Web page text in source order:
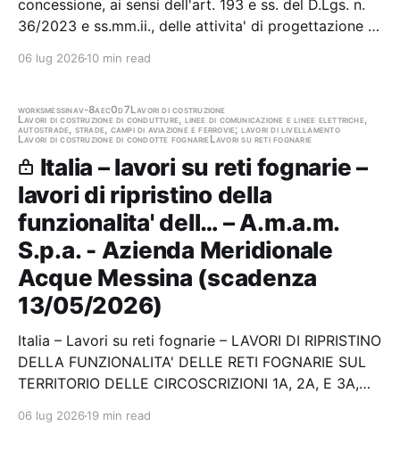
concessione, ai sensi dell'art. 193 e ss. del D.Lgs. n.
36/2023 e ss.mm.ii., delle attivita' di progettazione e
di Edifici Facenti Parte dell'edilizia residenziale
06 lug 2026 10 min read
worksmessinav-8aec0d7Lavori di costruzione
Lavori di costruzione di condutture, linee di comunicazione e linee elettriche,
autostrade, strade, campi di aviazione e ferrovie; lavori di livellamento
Lavori di costruzione di condotte fognarieLavori su reti fognarie
Italia – lavori su reti fognarie –
lavori di ripristino della
funzionalita' dell… – A.m.a.m.
S.p.a. - Azienda Meridionale
Acque Messina (scadenza
13/05/2026)
Italia – Lavori su reti fognarie – LAVORI DI RIPRISTINO
DELLA FUNZIONALITA' DELLE RETI FOGNARIE SUL
TERRITORIO DELLE CIRCOSCRIZIONI 1A, 2A, E 3A,
RETI FOGNARIE SUL TERRITORIO DELLE
06 lug 2026 19 min read